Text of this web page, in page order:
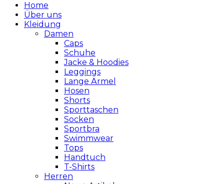
Home
Über uns
Kleidung
Damen
Caps
Schuhe
Jacke & Hoodies
Leggings
Lange Ärmel
Hosen
Shorts
Sporttaschen
Socken
Sportbra
Swimmwear
Tops
Handtuch
T-Shirts
Herren